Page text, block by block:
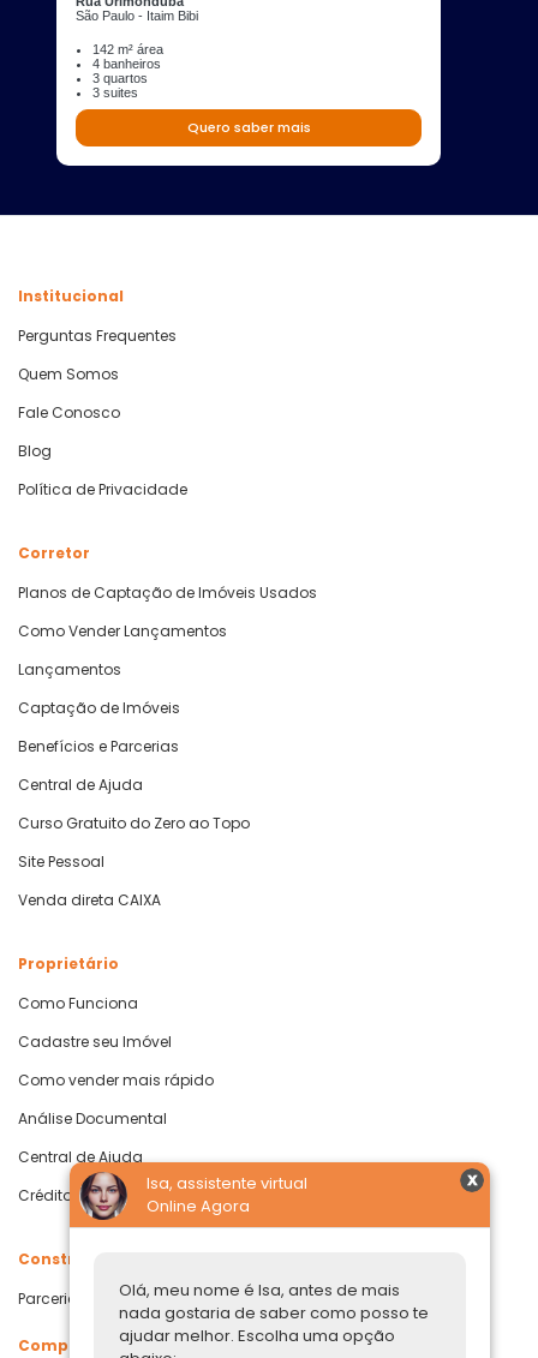
São Paulo - Itaim Bibi
142 m² área
4 banheiros
3 quartos
3 suites
Quero saber mais
Isa, assistente virtual
Online Agora
Olá, meu nome é Isa, antes de mais
nada gostaria de saber como posso te
ajudar melhor. Escolha uma opção
Institucional
Perguntas Frequentes
Quem Somos
Fale Conosco
Blog
Política de Privacidade
Corretor
Planos de Captação de Imóveis Usados
Como Vender Lançamentos
Lançamentos
Captação de Imóveis
Benefícios e Parcerias
Central de Ajuda
Curso Gratuito do Zero ao Topo
Site Pessoal
Venda direta CAIXA
Proprietário
Como Funciona
Cadastre seu Imóvel
Como vender mais rápido
Análise Documental
Central de Ajuda
Crédito com Garantia de Imóvel
Construtoras
Parcerias Imobiliárias
Comprar ou alugar